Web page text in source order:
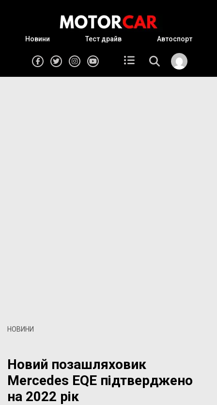
Новини Тест драйв Автоспорт
НОВИНИ
Новий позашляховик
Mercedes EQE підтверджено
на 2022 рік